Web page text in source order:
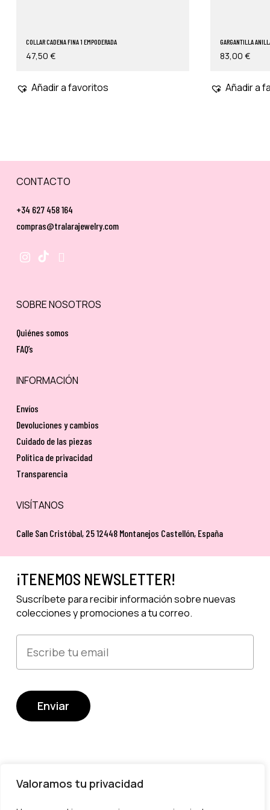
Valoramos tu privacidad
COLLAR CADENA FINA 1 EMPODERADA
47,50 €
Añadir a favoritos
GARGANTILLA
83,00 €
Añadir a
CONTACTO
+34 627 458 164
compras@tralarajewelry.com
SOBRE NOSOTROS
Quiénes somos
FAQ’s
INFORMACIÓN
Envíos
Devoluciones y cambios
Cuidado de las piezas
Política de privacidad
Transparencia
VISÍTANOS
Calle San Cristóbal, 25 12448 Montanejos Castellón, España
¡TENEMOS NEWSLETTER!
Suscríbete para recibir información sobre nuevas
colecciones y promociones a tu correo.